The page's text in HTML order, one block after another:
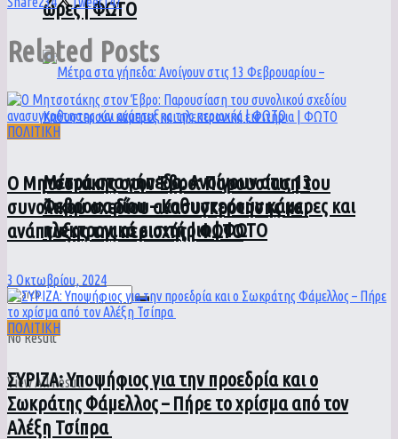
ώρες | ΦΩΤΟ
Μέτρα στα γήπεδα: Ανοίγουν στις 13
Φεβρουαρίου – Καθυστερούν κάμερες και
ηλεκτρονικά εισιτήρια | ΦΩΤΟ
No Result
View All Result
Related Posts
ΠΟΛΙΤΙΚΗ
Ο Μητσοτάκης στον Έβρο: Παρουσίαση του
συνολικού σχεδίου ανασυγκρότησης και
ανάπτυξης της περιοχής | ΦΩΤΟ
3 Οκτωβρίου, 2024
ΠΟΛΙΤΙΚΗ
ΣΥΡΙΖΑ: Υποψήφιος για την προεδρία και ο
Σωκράτης Φάμελλος – Πήρε το χρίσμα από τον
Αλέξη Τσίπρα